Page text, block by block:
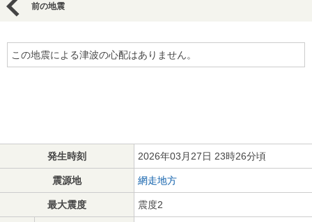
前の地震
この地震による津波の心配はありません。
発生時刻 2026年03月27日 23時26分頃
震源地 網走地方
最大震度 震度2